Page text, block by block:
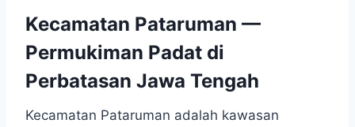
Kecamatan Pataruman —
Permukiman Padat di
Perbatasan Jawa Tengah
Kecamatan Pataruman adalah kawasan